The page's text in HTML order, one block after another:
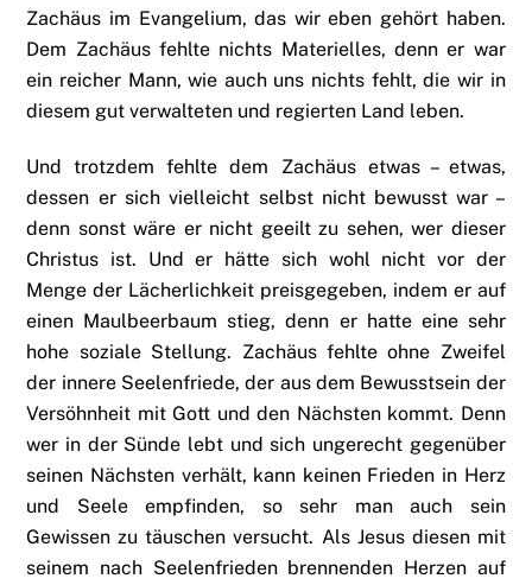
Zachäus im Evangelium, das wir eben gehört haben.
Dem Zachäus fehlte nichts Materielles, denn er war
ein reicher Mann, wie auch uns nichts fehlt, die wir in
diesem gut verwalteten und regierten Land leben.
Und trotzdem fehlte dem Zachäus etwas – etwas,
dessen er sich vielleicht selbst nicht bewusst war –
denn sonst wäre er nicht geeilt zu sehen, wer dieser
Christus ist. Und er hätte sich wohl nicht vor der
Menge der Lächerlichkeit preisgegeben, indem er auf
einen Maulbeerbaum stieg, denn er hatte eine sehr
hohe soziale Stellung. Zachäus fehlte ohne Zweifel
der innere Seelenfriede, der aus dem Bewusstsein der
Versöhnheit mit Gott und den Nächsten kommt. Denn
wer in der Sünde lebt und sich ungerecht gegenüber
seinen Nächsten verhält, kann keinen Frieden in Herz
und Seele empfinden, so sehr man auch sein
Gewissen zu täuschen versucht. Als Jesus diesen mit
seinem nach Seelenfrieden brennenden Herzen auf